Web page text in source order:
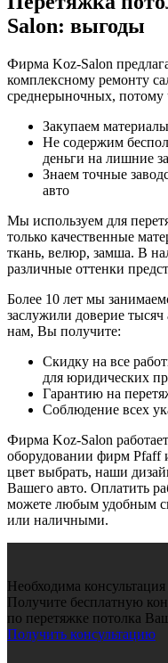
Salon: выгоды
Фирма Koz-Salon
комплексному ремонту
среднерыночных, потому
Закупаем
Не содержим
деньги на лишние
Знаем точные
авто
Мы используем для
только качественные
ткань, велюр, замша. В
различные оттенки
Более 10 лет мы
заслужили доверие
нам, Вы получите:
Скидку на все
для юридических
Гарантию на
Соблюдение всех
Фирма Koz-Salon
оборудовании фирм Pfaff
цвет выбрать, наши
Вашего авто. Оплатить
можете любым удобным
или наличными.
Необходима
Получите бесплатную
по перетяжке потолка
Получить консультацию